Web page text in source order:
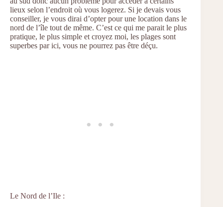
lieux selon l’endroit où vous logerez. Si je devais vous
conseiller, je vous dirai d’opter pour une location dans le
nord de l’île tout de même. C’est ce qui me parait le plus
pratique, le plus simple et croyez moi, les plages sont
superbes par ici, vous ne pourrez pas être déçu.
Le Nord de l’Ile :